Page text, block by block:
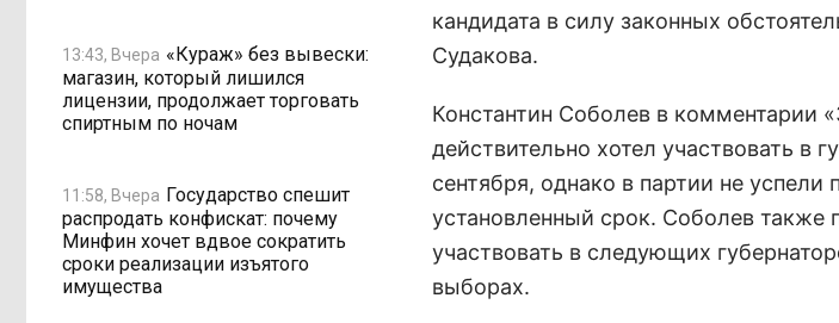
13:43, Вчера «Кураж» без вывески:
магазин, который лишился
лицензии, продолжает торговать
спиртным по ночам
11:58, Вчера Государство спешит
распродать конфискат: почему
Минфин хочет вдвое сократить
сроки реализации изъятого
имущества
кандидата в силу законных
Судакова.
Константин Соболев в комментарии
действительно хотел участвовать в
сентября, однако в партии не успели
установленный срок. Соболев также
участвовать в следующих
выборах.